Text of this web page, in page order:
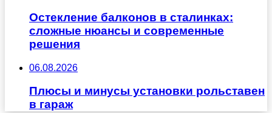
Остекление балконов в сталинках:
сложные нюансы и современные
решения
06.08.2026
Плюсы и минусы установки рольставен
в гараж